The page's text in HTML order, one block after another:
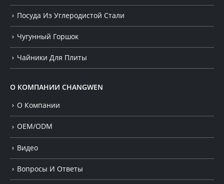
Посуда Из Углеродистой Стали
Чугунный Горшок
Чайники Для Плиты
О КОМПАНИИ CHANGWEN
О Компании
OEM/ODM
Видео
Вопросы И Ответы